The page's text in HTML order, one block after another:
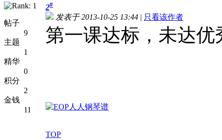
帖子
9
主题
1
精华
0
积分
2
金钱
11
2#
发表于 2013-10-25 13:44 | 只看该作者
第一课达标，未达优
TOP